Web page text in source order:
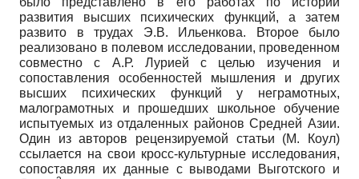
развития высших психических функций, а затем
развито в трудах Э.В. Ильенкова. Второе было
реализовано в полевом исследовании, проведенном
совместно с А.Р. Лурией с целью изучения и
сопоставления особенностей мышления и других
высших психических функций у неграмотных,
малограмотных и прошедших школьное обучение
испытуемых из отдаленных районов Средней Азии.
Один из авторов рецензируемой статьи (М. Коул)
ссылается на свои кросс-культурные исследования,
сопоставляя их данные с выводами Выготского и